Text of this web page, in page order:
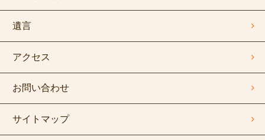
アクセス
お問い合わせ
サイトマップ
遺言